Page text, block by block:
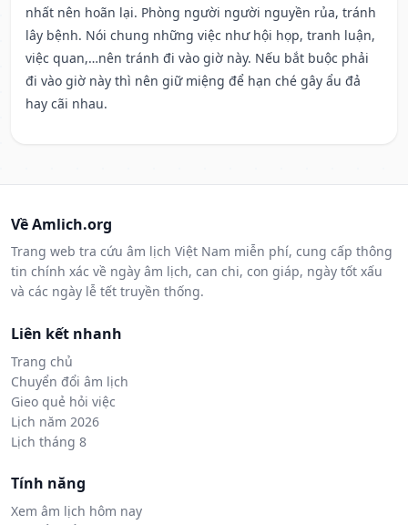
nhất nên hoãn lại. Phòng người người nguyền rủa, tránh
lây bệnh. Nói chung những việc như hội họp, tranh luận,
việc quan,…nên tránh đi vào giờ này. Nếu bắt buộc phải
đi vào giờ này thì nên giữ miệng để hạn ché gây ẩu đả
hay cãi nhau.
Về Amlich.org
Trang web tra cứu âm lịch Việt Nam miễn phí, cung cấp thông
tin chính xác về ngày âm lịch, can chi, con giáp, ngày tốt xấu
và các ngày lễ tết truyền thống.
Liên kết nhanh
Trang chủ
Chuyển đổi âm lịch
Gieo quẻ hỏi việc
Lịch năm 2026
Lịch tháng 8
Tính năng
Xem âm lịch hôm nay